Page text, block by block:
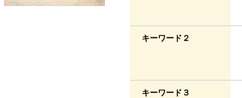
キーワード２
キーワード３